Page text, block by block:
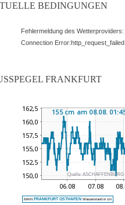
BEDINGUNGEN
Fehlermeldung des Wetterproviders:
Connection Error:http_request_failed
FRANKFURT